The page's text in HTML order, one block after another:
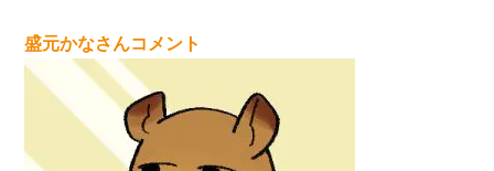
盛元かなさんコメント